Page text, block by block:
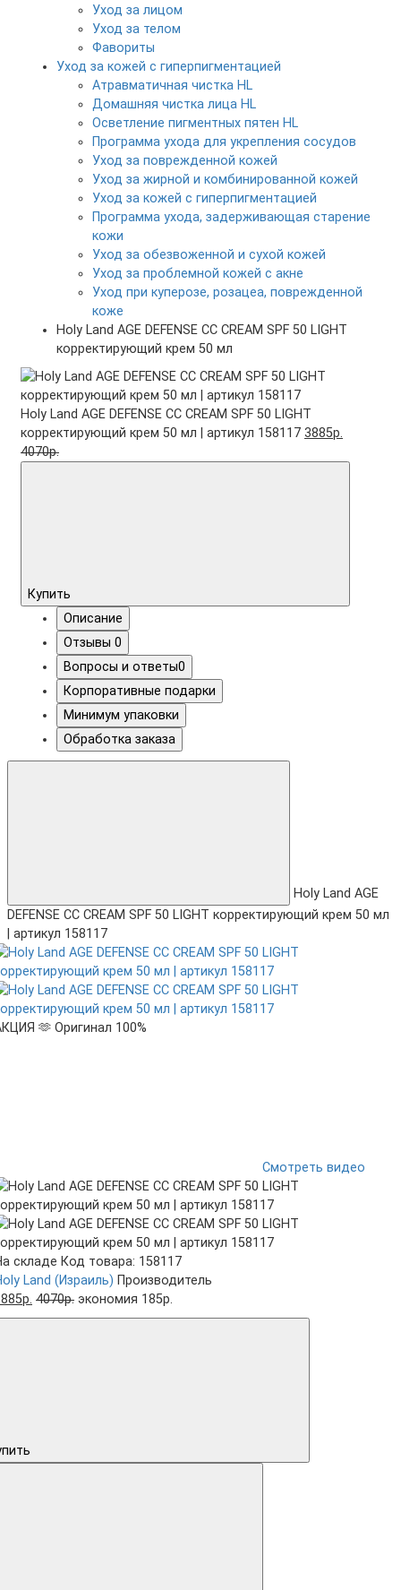
Уход за лицом
Уход за телом
Фавориты
Уход за кожей с гиперпигментацией
Атравматичная чистка HL
Домашняя чистка лица HL
Осветление пигментных пятен HL
Программа ухода для укрепления сосудов
Уход за поврежденной кожей
Уход за жирной и комбинированной кожей
Уход за кожей с гиперпигментацией
Программа ухода, задерживающая старение
кожи
Уход за обезвоженной и сухой кожей
Уход за проблемной кожей с акне
Уход при куперозе, розацеа, поврежденной
коже
Holy Land AGE DEFENSE CC CREAM SPF 50 LIGHT
корректирующий крем 50 мл
Holy Land AGE DEFENSE CC CREAM SPF 50 LIGHT
корректирующий крем 50 мл | артикул 158117 3885р.
4070р.
Купить
Описание
Отзывы 0
Вопросы и ответы0
Корпоративные подарки
Минимум упаковки
Обработка заказа
Holy Land AGE
DEFENSE CC CREAM SPF 50 LIGHT корректирующий крем 50 мл
| артикул 158117
🫶 Оригинал 100%
Смотреть видео
складе Код товара: 158117
Land (Израиль) Производитель
4070р. экономия 185р.